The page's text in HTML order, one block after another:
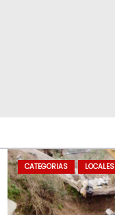
CATEGORIAS LOCALES